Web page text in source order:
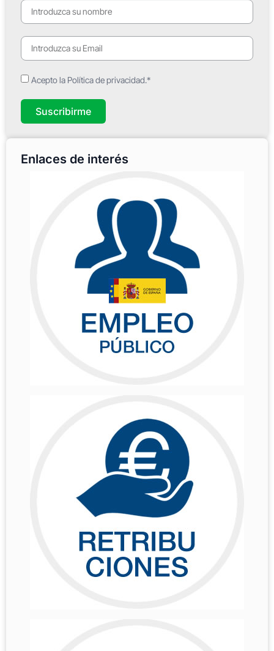
Acepto la Política de privacidad.*
Suscribirme
Enlaces de interés